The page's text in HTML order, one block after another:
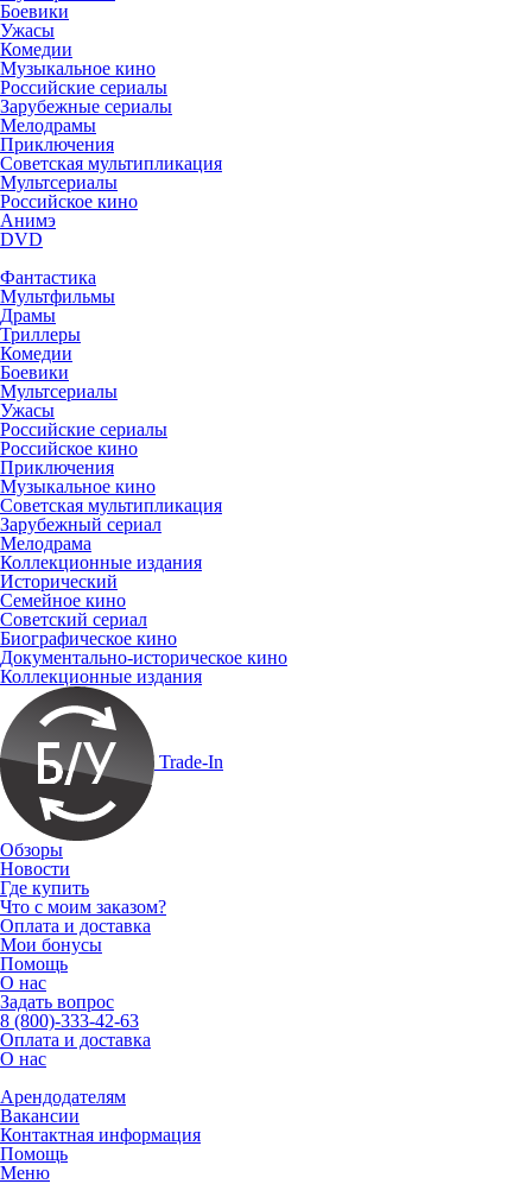
Боевики
Ужасы
Комедии
Музыкальное кино
Российские сериалы
Зарубежные сериалы
Мелодрамы
Приключения
Советская мультипликация
Мультсериалы
Российское кино
Анимэ
DVD
Фантастика
Мультфильмы
Драмы
Триллеры
Комедии
Боевики
Мультсериалы
Ужасы
Российские сериалы
Российское кино
Приключения
Музыкальное кино
Советская мультипликация
Зарубежный сериал
Мелодрама
Коллекционные издания
Исторический
Семейное кино
Советский сериал
Биографическое кино
Документально-историческое кино
Коллекционные издания
Trade-In
Обзоры
Новости
Где купить
Что с моим заказом?
Оплата и доставка
Мои бонусы
Помощь
О нас
Задать вопрос
8 (800)-333-42-63
Оплата и доставка
О нас
Арендодателям
Вакансии
Контактная информация
Помощь
Меню